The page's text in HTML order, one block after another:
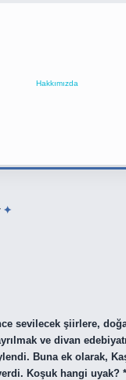
Hakkımızda
sevilecek şiirlere,
ve divan
Buna ek olarak,
Koşuk hangi